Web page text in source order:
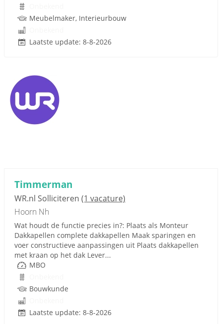
Meubelmaker, Interieurbouw
Laatste update: 8-8-2026
Timmerman
WR.nl Solliciteren (1 vacature)
Hoorn Nh
Wat houdt de functie precies in?: Plaats als Monteur
Dakkapellen complete dakkapellen Maak sparingen en
voer constructieve aanpassingen uit Plaats dakkapellen
met kraan op het dak Lever...
MBO
Bouwkunde
Laatste update: 8-8-2026